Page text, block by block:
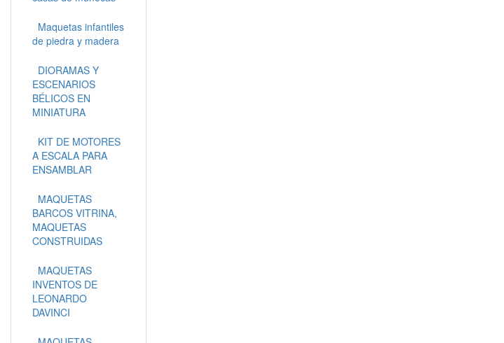
Maquetas infantiles
de piedra y madera
DIORAMAS Y
ESCENARIOS
BÉLICOS EN
MINIATURA
KIT DE MOTORES
A ESCALA PARA
ENSAMBLAR
MAQUETAS
BARCOS VITRINA,
MAQUETAS
CONSTRUIDAS
MAQUETAS
INVENTOS DE
LEONARDO
DAVINCI